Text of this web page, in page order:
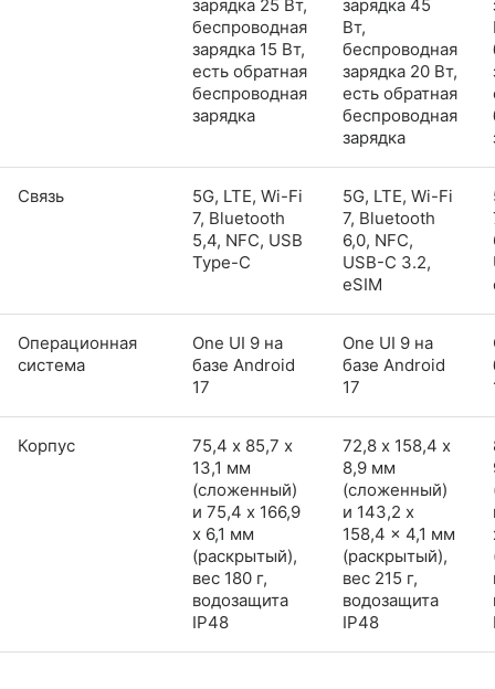
зарядка 25 Вт,
беспроводная
зарядка 15 Вт,
есть обратная
беспроводная
зарядка
зарядка 45
Вт,
беспроводная
зарядка 20 Вт,
есть обратная
беспроводная
зарядка
Связь
5G, LTE, Wi-Fi
7, Bluetooth
5,4, NFC, USB
Type-C
5G, LTE, Wi-Fi
7, Bluetooth
6,0, NFC,
USB-C 3.2,
eSIM
Операционная
система
One UI 9 на
базе Android
17
One UI 9 на
базе Android
17
Корпус
75,4 х 85,7 х
13,1 мм
(сложенный)
и 75,4 x 166,9
x 6,1 мм
(раскрытый),
вес 180 г,
водозащита
IP48
72,8 х 158,4 х
8,9 мм
(сложенный)
и 143,2 x
158,4 x 4,1 мм
(раскрытый),
вес 215 г,
водозащита
IP48